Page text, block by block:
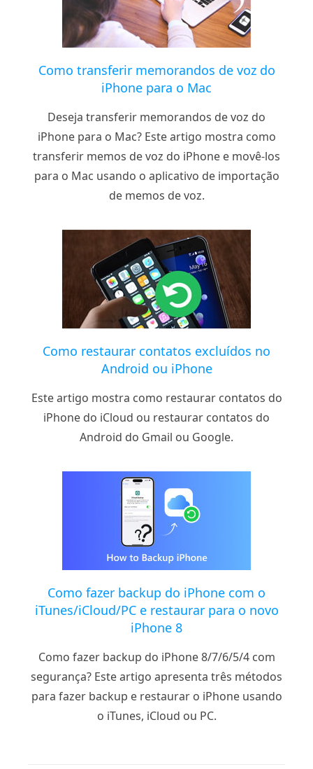
Como transferir memorandos de voz do
iPhone para o Mac
Deseja transferir memorandos de voz do
iPhone para o Mac? Este artigo mostra como
transferir memos de voz do iPhone e movê-los
para o Mac usando o aplicativo de importação
de memos de voz.
Como restaurar contatos excluídos no
Android ou iPhone
Este artigo mostra como restaurar contatos do
iPhone do iCloud ou restaurar contatos do
Android do Gmail ou Google.
Como fazer backup do iPhone com o
iTunes/iCloud/PC e restaurar para o novo
iPhone 8
Como fazer backup do iPhone 8/7/6/5/4 com
segurança? Este artigo apresenta três métodos
para fazer backup e restaurar o iPhone usando
o iTunes, iCloud ou PC.